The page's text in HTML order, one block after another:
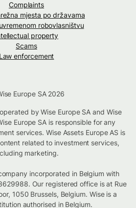
Complaints
mjesta po državama
robovlasništvu
property
Scams
Law enforcement
Europe SA 2026
by Wise Europe SA and Wise
Europe SA is responsible for any
services. Wise Assets Europe AS is
related to investment services,
marketing.
incorporated in Belgium with
Our registered office is at Rue
1050 Brussels, Belgium. Wise is a
authorised in Belgium.